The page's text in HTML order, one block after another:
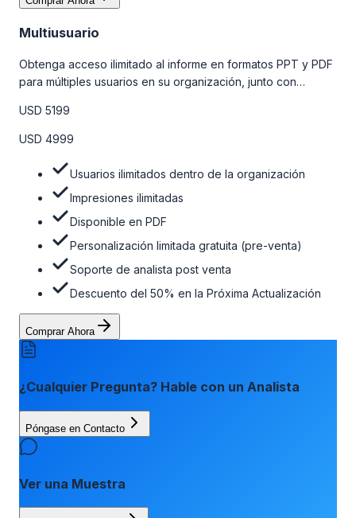
Multiusuario
Obtenga acceso ilimitado al informe en formatos PPT y PDF
para múltiples usuarios en su organización, junto con
venta, el soporte post-venta de nuestros analistas y una
opción de actualización gratuita del informe dentro de 180
la tabla de precios a continuación.
USD 5199
USD 4999
Usuarios ilimitados dentro de la organización
Impresiones ilimitadas
Disponible en PDF
Personalización limitada gratuita (pre-venta)
Soporte de analista post venta
Descuento del 50% en la Próxima Actualización
Comprar Ahora
¿Cualquier Pregunta? Hable con un Analista
Póngase en Contacto
Ver una Muestra